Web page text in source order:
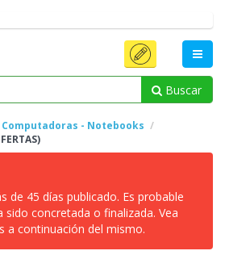
Buscar
- Notebooks
de 45 días publicado. Es probable
sido concretada o finalizada. Vea
a continuación del mismo.